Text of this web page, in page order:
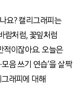
요?캘리그래피는
람처럼,꽃잎처럼
적이잖아요.오늘은
∙모음 쓰기 연습’을 살짝
래피에 대해